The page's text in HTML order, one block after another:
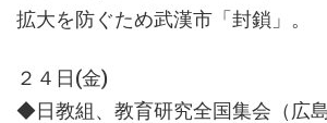
拡大を防ぐため武漢市「封鎖」。
２４日(金)
◆日教組、教育研究全国集会（広島